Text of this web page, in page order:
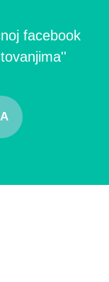
facebook